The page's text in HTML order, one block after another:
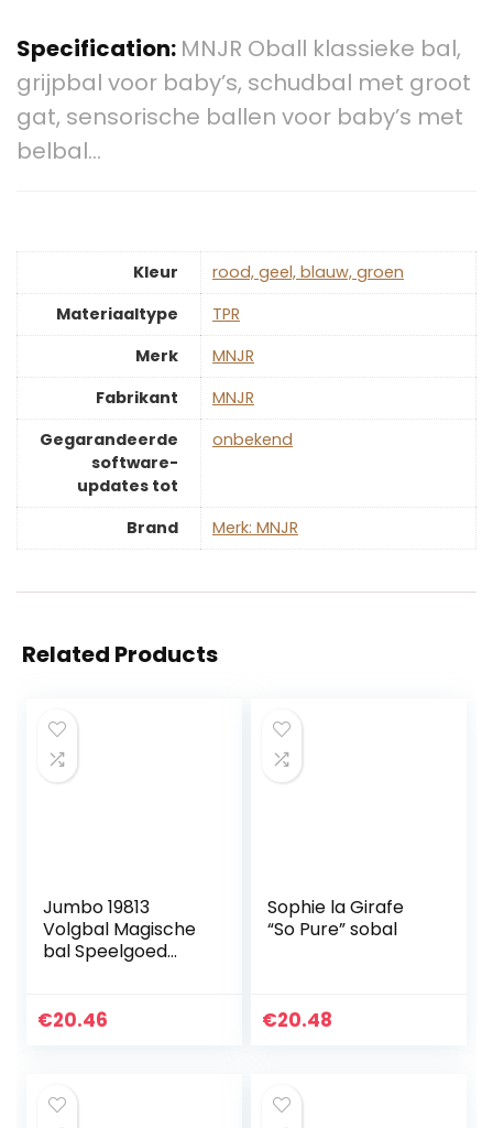
Specification: MNJR Oball klassieke bal,
grijpbal voor baby’s, schudbal met groot
gat, sensorische ballen voor baby’s met
belbal…
Kleur
‎rood, geel, blauw, groen
Materiaaltype
‎TPR
Merk
‎MNJR
Fabrikant
‎MNJR
Gegarandeerde
software-
updates tot
‎onbekend
Brand Merk: MNJR
Related Products
Jumbo 19813
Volgbal Magische
bal Speelgoed
Nederlands
€20.46
Sophie la Girafe
“So Pure” sobal
€20.48